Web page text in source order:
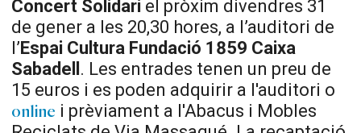
Concert Solidari el pròxim divendres 31
de gener a les 20,30 hores, a l’auditori de
l’Espai Cultura Fundació 1859 Caixa
Sabadell . Les entrades tenen un preu de
15 euros i es poden adquirir a l'auditori o
online i prèviament a l'Abacus i Mobles